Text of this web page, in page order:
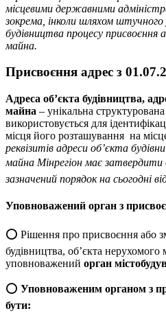
місцевими державними
зокрема, інколи шляхом штучного
будівництва процесу присвоєння
майна.
Присвоєння адрес з
Адреса об’єкта будівництва,
майна – унікальна структурована
використовується для
місця його розташування на
реквізитів адреси об’єкта
майна Мінрегіон має затвердити
зазначений порядок на сьогодні
Уповноважений орган з
⭕️ Рішення про присвоєння або
будівництва, об’єкта
уповноважений орган
⭕️ Уповноваженим органом з
бути: